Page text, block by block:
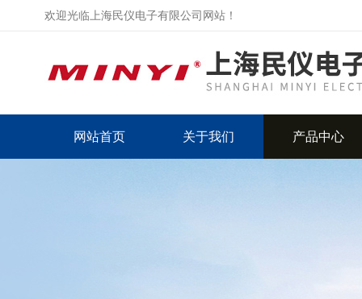
欢迎光临上海民仪电子有限公司网站！
网站首页 关于我们 产品中心